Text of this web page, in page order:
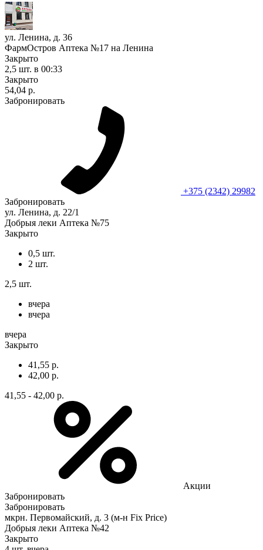
ул. Ленина, д. 36
ФармОстров Аптека №17 на Ленина
Закрыто
2,5 шт. в 00:33
Закрыто
54,04 р.
Забронировать
+375 (2342) 29982
Забронировать
ул. Ленина, д. 22/1
Добрыя леки Аптека №75
Закрыто
0,5 шт.
2 шт.
2,5 шт.
вчера
вчера
вчера
Закрыто
41,55 р.
42,00 р.
41,55 - 42,00 р.
Акции
Забронировать
Забронировать
мкрн. Первомайский, д. 3 (м-н Fix Рrice)
Добрыя леки Аптека №42
Закрыто